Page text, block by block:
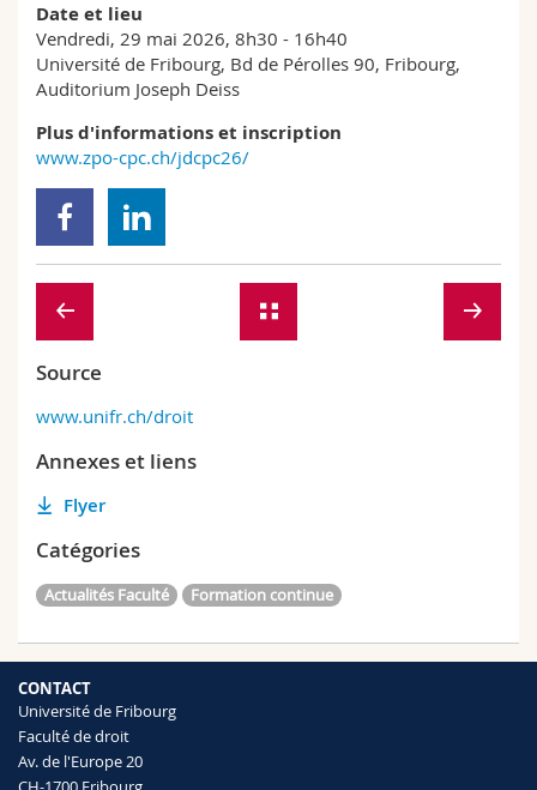
Date et lieu
Vendredi, 29 mai 2026, 8h30 - 16h40
Université de Fribourg, Bd de Pérolles 90, Fribourg,
Auditorium Joseph Deiss
Plus d'informations et inscription
www.zpo-cpc.ch/jdcpc26/
Source
www.unifr.ch/droit
Annexes et liens
Flyer
Catégories
Actualités Faculté Formation continue
CONTACT
Université de Fribourg
Faculté de droit
Av. de l'Europe 20